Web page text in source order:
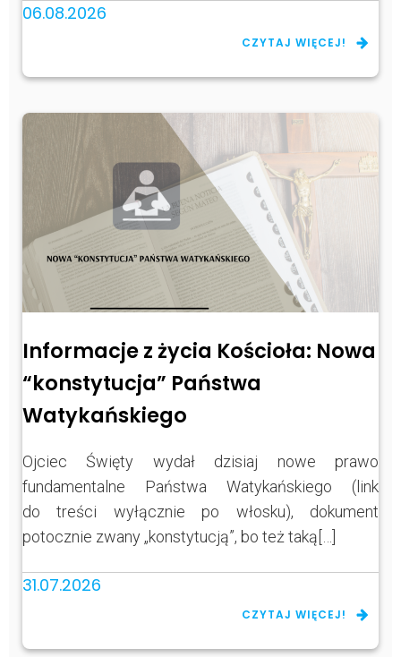
06.08.2026
CZYTAJ WIĘCEJ!
Informacje z życia Kościoła: Nowa
“konstytucja” Państwa
Watykańskiego
Ojciec Święty wydał dzisiaj nowe prawo
fundamentalne Państwa Watykańskiego (link
do treści wyłącznie po włosku), dokument
potocznie zwany „konstytucją”, bo też taką[…]
31.07.2026
CZYTAJ WIĘCEJ!